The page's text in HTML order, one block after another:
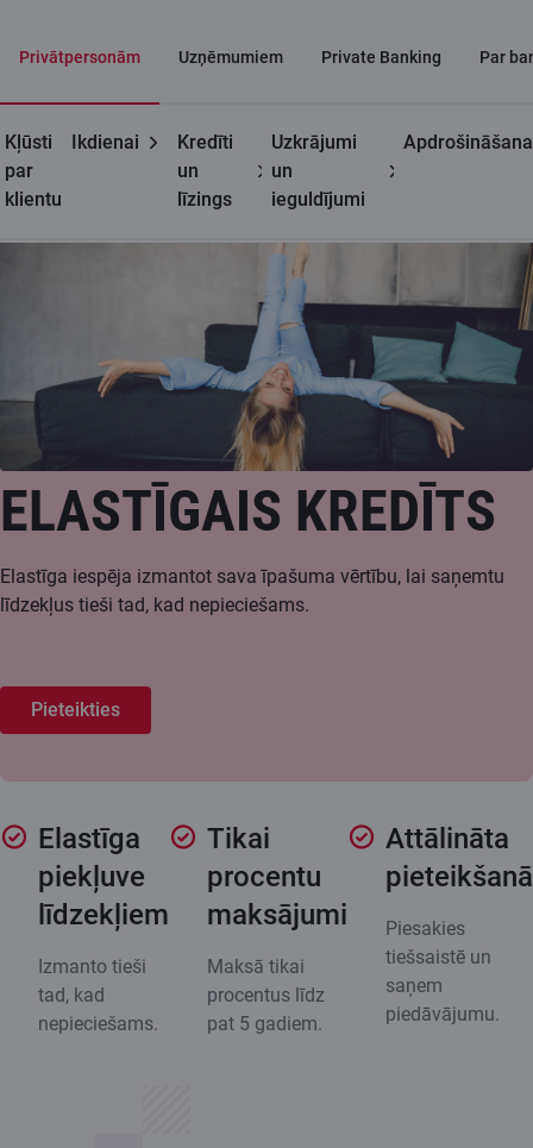
Privātpersonām Uzņēmumiem Private Banking Par
Kļūsti
par
klientu
Ikdienai
Kredīti
un
līzings
Uzkrājumi
un
ieguldījumi
Apdrošināšana
Privātpersonām Elastīgais kredīts
ELASTĪGAIS KREDĪTS
Elastīga iespēja izmantot sava īpašuma vērtību, lai saņemtu
līdzekļus tieši tad, kad nepieciešams.
Pieteikties
Elastīga
piekļuve
līdzekļiem
Izmanto tieši
tad, kad
nepieciešams.
Tikai
procentu
maksājumi
Maksā tikai
procentus līdz
pat 5 gadiem.
Attālināta
Piesakies
tiešsaistē un
saņem
piedāvājumu.